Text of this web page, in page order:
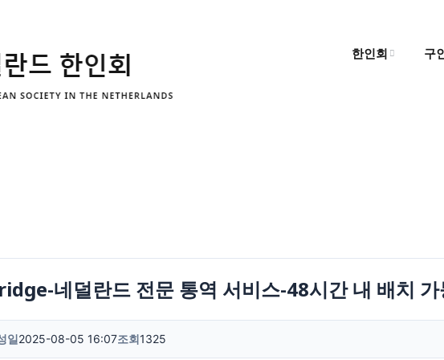
한인회 구
네덜란드 전문 통역 서비스-48시간 내 배치
일2025-08-05 16:07조회1325